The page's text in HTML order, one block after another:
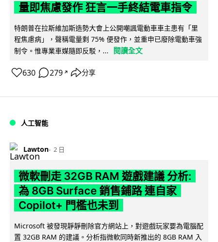
量即焦慮發作 狂言一手終結電車指令
特朗普在拉斯維加斯造勢大會上公開嘲諷電動車車主患有「里
程焦慮病」，聲稱電量剩 75% 便發作，並重申已廢除電動車強
制令。惟專業車媒隨即反駁，...
閱讀全文
630 279 ↗ 分享
人工智能
Lawton 2 日
微軟刪走 32GB RAM 遊戲建議 分析:
為 8GB Surface 銷售鋪路 連自家
Copilot+ 門檻也未到
Microsoft 被發現靜靜刪除官方網站上，對遊戲玩家要為電腦配
置 32GB RAM 的建議。分析指微軟同時新推出的 8GB RAM 入